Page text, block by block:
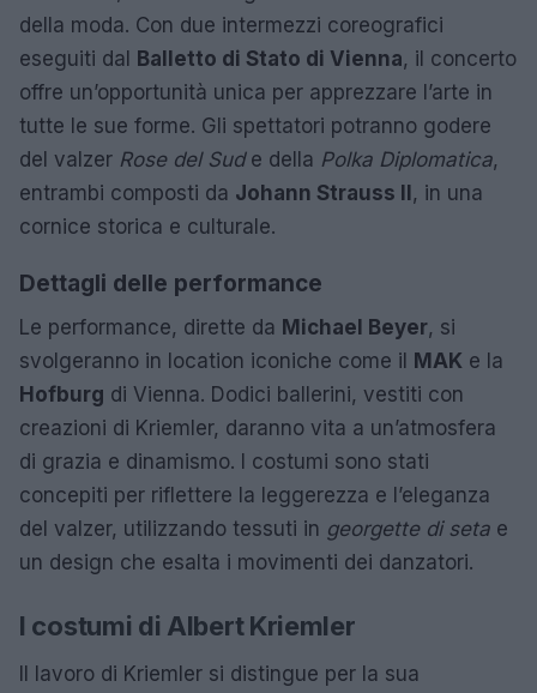
della moda. Con due intermezzi coreografici
eseguiti dal Balletto di Stato di Vienna, il concerto
offre un’opportunità unica per apprezzare l’arte in
tutte le sue forme. Gli spettatori potranno godere
del valzer Rose del Sude della Polka Diplomatica,
entrambi composti da Johann Strauss II, in una
cornice storica e culturale.
Dettagli delle performance
Le performance, dirette da Michael Beyer, si
svolgeranno in location iconiche come il MAK e la
Hofburg di Vienna. Dodici ballerini, vestiti con
creazioni di Kriemler, daranno vita a un’atmosfera
di grazia e dinamismo. I costumi sono stati
concepiti per riflettere la leggerezza e l’eleganza
del valzer, utilizzando tessuti in georgette di seta e
un design che esalta i movimenti dei danzatori.
I costumi di Albert Kriemler
Il lavoro di Kriemler si distingue per la sua